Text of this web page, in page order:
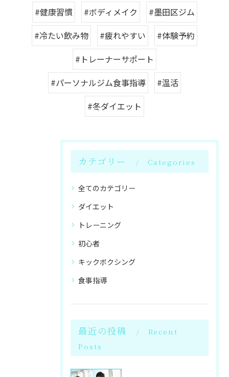
#健康習慣
#ボディメイク
#墨田区ジム
#冷たい飲み物
#疲れやすい
#体験予約
#トレーナーサポート
#パーソナルジム食事指導
#温活
#冬ダイエット
カテゴリー Categories
全てのカテゴリー
ダイエット
トレーニング
初心者
キックボクシング
食事指導
最近の投稿
Recent
Posts